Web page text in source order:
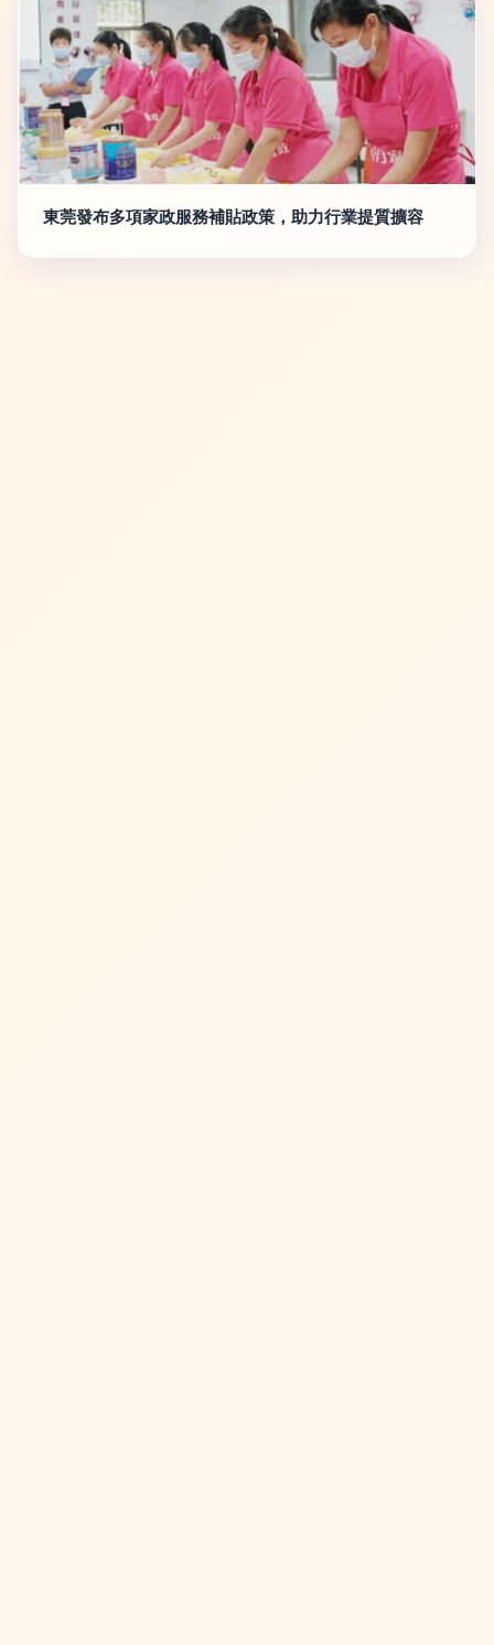
東莞發布多項家政服務補貼政策，助力行業提質擴容